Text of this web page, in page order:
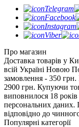
Про магазин
Доставка товарів у
всій Україні Новою
замовлення - 350 грн.
2900 грн. Купуючи
виповнилося 18 років
персональних даних.
відповідно до
Популярні категорії